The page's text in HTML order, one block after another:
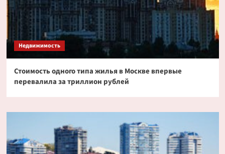
Недвижимость
Стоимость одного типа жилья в Москве впервые
перевалила за триллион рублей